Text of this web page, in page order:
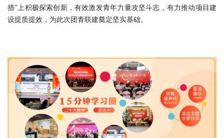
措”上积极探索创新，有效激发青年力量攻坚斗志，有力推动项目建
设提质提效，为此次团青联建奠定坚实基础。